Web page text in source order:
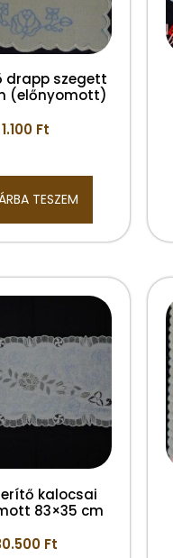
drapp szegett
(előnyomott)
1.100 Ft
TESZEM
kalocsai
83×35 cm
Ft